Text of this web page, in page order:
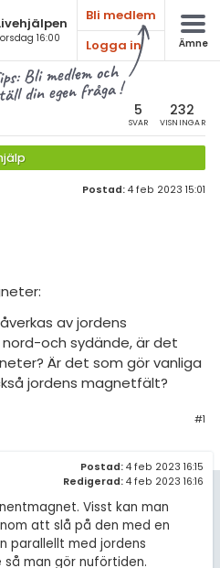
16:00
Bli medlem
Logga in
Ämne
Tips: Bli medlem och
ställ din egen fråga !
5
SVAR
232
VISNINGAR
Postad: 4 feb 2023 15:01
av jordens
och sydände, är det
Är det som gör vanliga
jordens magnetfält?
#1
Postad: 4 feb 2023 16:15
Redigerad: 4 feb 2023 16:16
Visst kan man
att slå på den med en
parallellt med jordens
man gör nuförtiden.
Alla ämnen
Fysik
Alla trådar
Grundskola
Allmänna diskussioner
Livehjälpen
Regler
För lärare
8 inloggade